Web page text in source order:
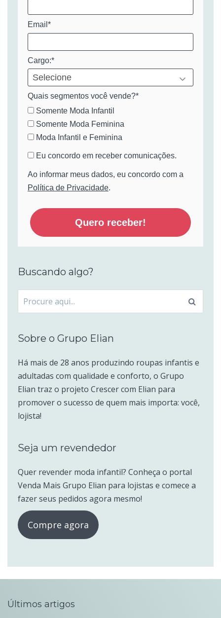
Email*
Cargo:*
Quais segmentos você vende?*
Somente Moda Infantil
Somente Moda Feminina
Moda Infantil e Feminina
Eu concordo em receber comunicações.
Ao informar meus dados, eu concordo com a
Política de Privacidade.
Quero receber!
Buscando algo?
Procurar
por:
Sobre o Grupo Elian
Há mais de 28 anos produzindo roupas infantis e
adultadas com qualidade e conforto, o Grupo
Elian traz o projeto Crescer com Elian para
promover o sucesso de quem mais importa: você,
lojista!
Seja um revendedor
Quer revender moda infantil? Conheça o portal
Venda Mais Grupo Elian para lojistas e comece a
fazer seus pedidos agora mesmo!
Compre agora
Últimos artigos